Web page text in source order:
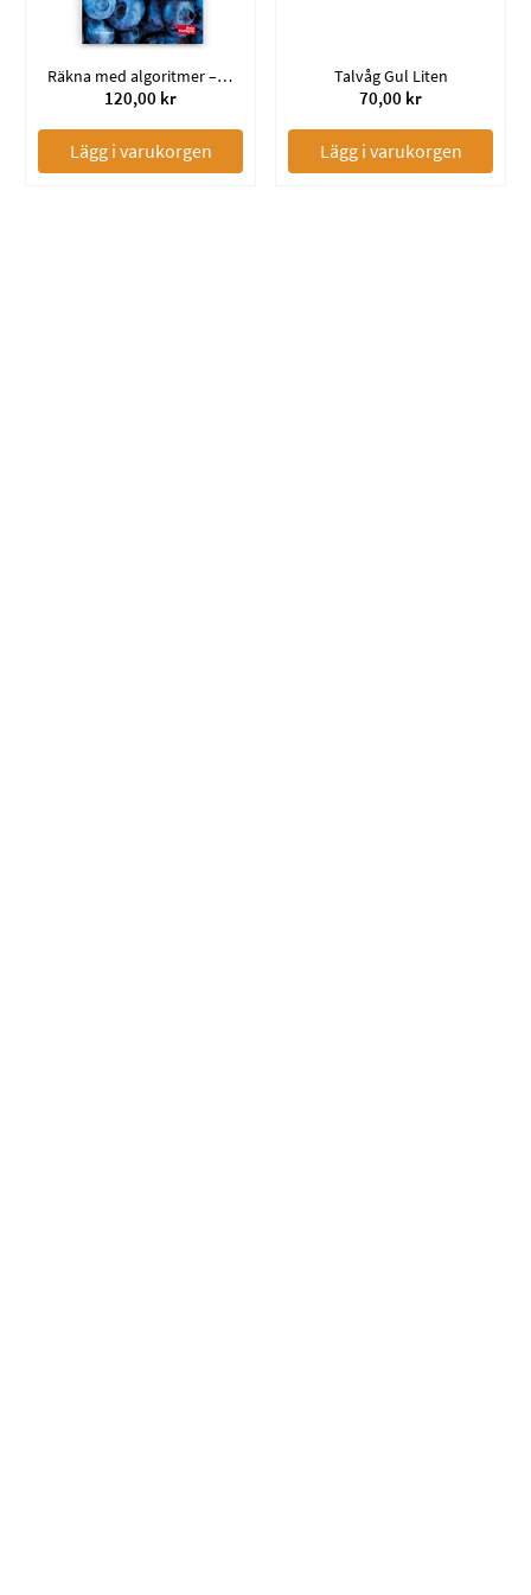
Räkna med algoritmer – Addition / 5-pack
120,00 kr
Lägg i varukorgen
Talvåg Gul Liten
70,00 kr
Lägg i varukorgen